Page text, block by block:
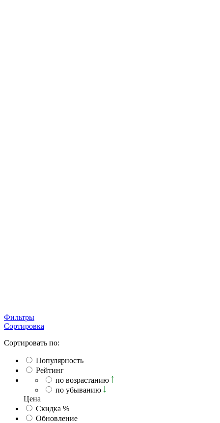
Фильтры
Сортировка
Сортировать по:
Популярность
Рейтинг
по возрастанию
по убыванию
Ценa
Скидка %
Обновление